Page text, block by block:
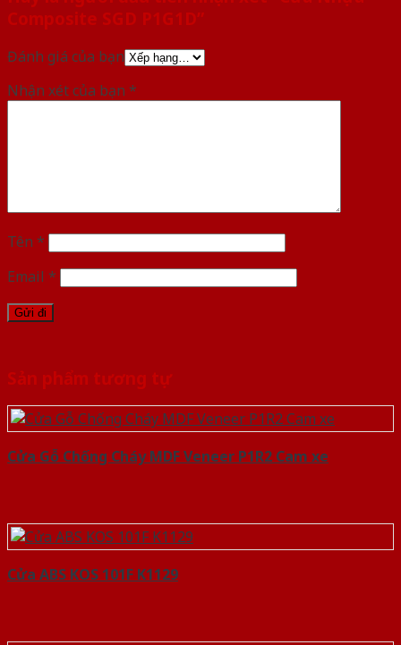
Composite SGD P1G1D”
Đánh giá của bạn
Nhận xét của bạn *
Tên *
Email *
Sản phẩm tương tự
Cửa Gỗ Chống Cháy MDF Veneer P1R2 Cam xe
Cửa ABS KOS 101F K1129